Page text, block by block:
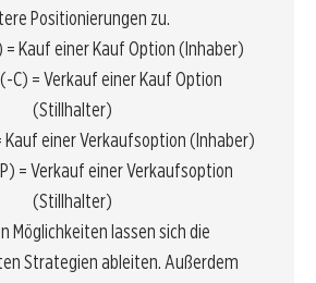
Positionierungen zu.
Kauf einer Kauf Option (Inhaber)
C) = Verkauf einer Kauf Option
(Stillhalter)
Kauf einer Verkaufsoption (Inhaber)
= Verkauf einer Verkaufsoption
(Stillhalter)
Möglichkeiten lassen sich die
Strategien ableiten. Außerdem